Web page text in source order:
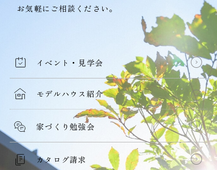
お気軽にご相談ください。
イベント・見学会
モデルハウス紹介
家づくり勉強会
カタログ請求